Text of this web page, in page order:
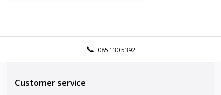
085 130 5392
Customer service